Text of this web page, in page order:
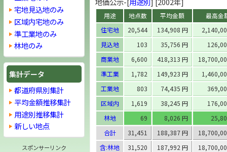
用途 地点数 平均金額
最高金
住宅地
20,544 134,908 円
見込地
103 35,756 円
商業地
6,600 418,313 円
準工業
1,782 149,923 円
工業地
803 74,435 円
区域内
1,619 38,245 円
林地
69 8,026 円
合計
31,451 188,387 円
含:林地
31,520 187,992 円
宅地見込地のみ
区域内宅地のみ
準工業地のみ
林地のみ
集計データ
都道府県別集計
平均金額推移集計
用途別推移集計
新しい地点
スポンサーリンク